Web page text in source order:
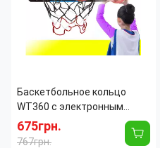
​​​​​​​Баскетбольное кольцо
WT360 с электронным
табло, светом и звуком,
щит 39×28 см, мяч Ø25 см
675грн.
767грн.